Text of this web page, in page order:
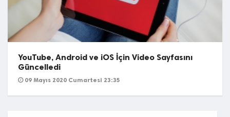
YouTube, Android ve iOS İçin Video Sayfasını
Güncelledi
09 Mayıs 2020 Cumartesi 23:35